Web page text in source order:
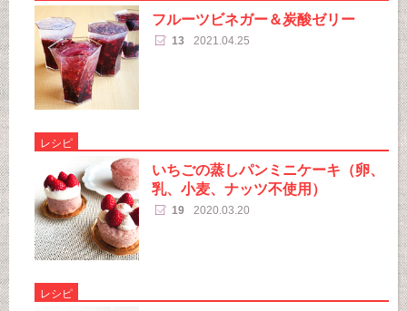
フルーツビネガー＆炭酸ゼリー
13 2021.04.25
レシピ
いちごの蒸しパンミニケーキ（卵、
乳、小麦、ナッツ不使用）
19 2020.03.20
レシピ